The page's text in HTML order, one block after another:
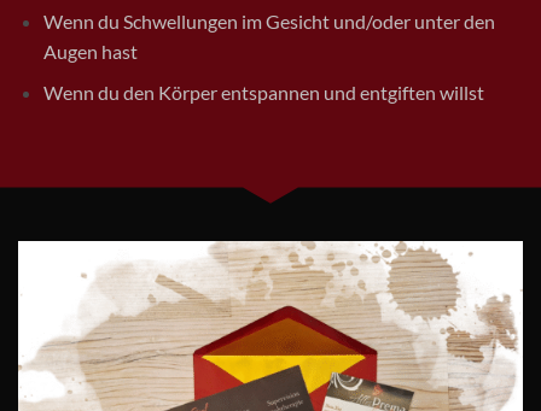
Wenn du Schwellungen im Gesicht und/oder unter den
Augen hast
Wenn du den Körper entspannen und entgiften willst